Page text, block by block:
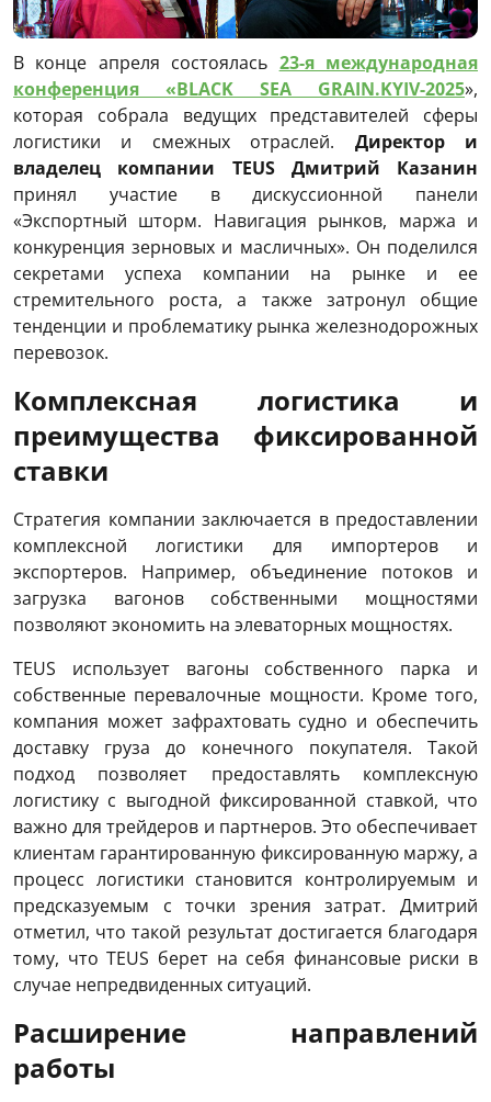
В конце апреля состоялась 23-я международная
конференция «BLACK SEA GRAIN.KYIV-2025»,
которая собрала ведущих представителей сферы
логистики и смежных отраслей. Директор и
владелец компании TEUS Дмитрий Казанин
принял участие в дискуссионной панели
«Экспортный шторм. Навигация рынков, маржа и
конкуренция зерновых и масличных». Он поделился
секретами успеха компании на рынке и ее
стремительного роста, а также затронул общие
тенденции и проблематику рынка железнодорожных
перевозок.
Комплексная логистика и
преимущества фиксированной
ставки
Стратегия компании заключается в предоставлении
комплексной логистики для импортеров и
экспортеров. Например, объединение потоков и
загрузка вагонов собственными мощностями
позволяют экономить на элеваторных мощностях.
TEUS использует вагоны собственного парка и
собственные перевалочные мощности. Кроме того,
компания может зафрахтовать судно и обеспечить
доставку груза до конечного покупателя. Такой
подход позволяет предоставлять комплексную
логистику с выгодной фиксированной ставкой, что
важно для трейдеров и партнеров. Это обеспечивает
клиентам гарантированную фиксированную маржу, а
процесс логистики становится контролируемым и
предсказуемым с точки зрения затрат. Дмитрий
отметил, что такой результат достигается благодаря
тому, что TEUS берет на себя финансовые риски в
случае непредвиденных ситуаций.
Расширение направлений
работы